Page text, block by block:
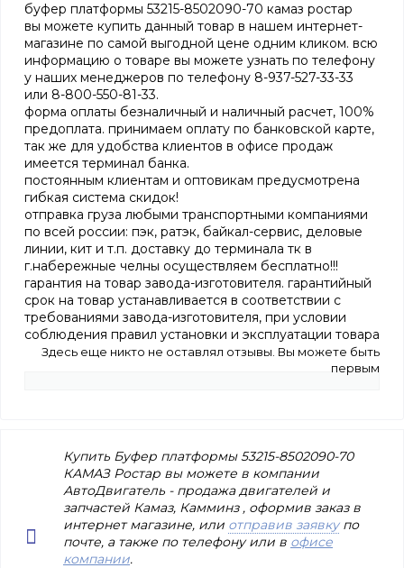
буфер платформы 53215-8502090-70 камаз ростар
вы можете купить данный товар в нашем интернет-
магазине по самой выгодной цене одним кликом. всю
информацию о товаре вы можете узнать по телефону
у наших менеджеров по телефону 8-937-527-33-33
или 8-800-550-81-33.
форма оплаты безналичный и наличный расчет, 100%
предоплата. принимаем оплату по банковской карте,
так же для удобства клиентов в офисе продаж
имеется терминал банка.
постоянным клиентам и оптовикам предусмотрена
гибкая система скидок!
отправка груза любыми транспортными компаниями
по всей россии: пэк, ратэк, байкал-сервис, деловые
линии, кит и т.п. доставку до терминала тк в
г.набережные челны осуществляем бесплатно!!!
гарантия на товар завода-изготовителя. гарантийный
срок на товар устанавливается в соответствии с
требованиями завода-изготовителя, при условии
соблюдения правил установки и эксплуатации товара
Здесь еще никто не оставлял отзывы. Вы можете быть
первым
Купить Буфер платформы 53215-8502090-70
КАМАЗ Ростар вы можете в компании
АвтоДвигатель - продажа двигателей и
запчастей Камаз, Камминз , оформив заказ в
интернет магазине, или отправив заявкупо
почте, а также по телефону или в офисе
компании.